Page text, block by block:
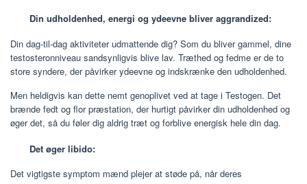
Din udholdenhed, energi og ydeevne bliver aggrandized:
Din dag-til-dag aktiviteter udmattende dig? Som du bliver gammel, dine
testosteronniveau sandsynligvis blive lav. Træthed og fedme er de to
store syndere, der påvirker ydeevne og indskrænke den udholdenhed.
Men heldigvis kan dette nemt genoplivet ved at tage i Testogen. Det
brænde fedt og flor præstation, der hurtigt påvirker din udholdenhed og
øger det, så du føler dig aldrig træt og forblive energisk hele din dag.
Det øger libido:
Det vigtigste symptom mænd plejer at støde på, når deres